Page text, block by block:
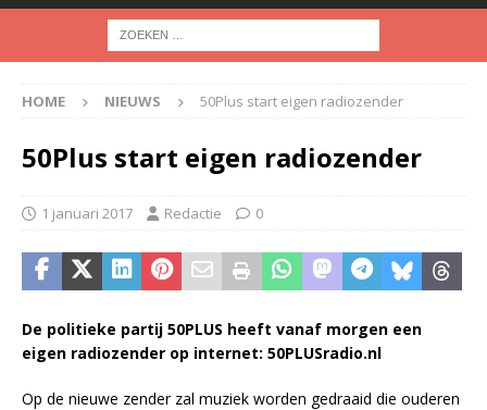
HOME NIEUWS 50Plus start eigen radiozender
50Plus start eigen radiozender
1 januari 2017 Redactie 0
De politieke partij 50PLUS heeft vanaf morgen een
eigen radiozender op internet: 50PLUSradio.nl
Op de nieuwe zender zal muziek worden gedraaid die ouderen